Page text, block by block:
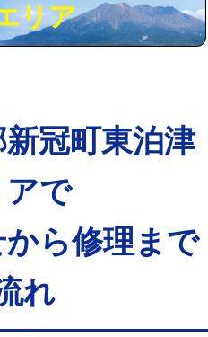
リア
冠町東泊津
アで
ら修理まで
れ